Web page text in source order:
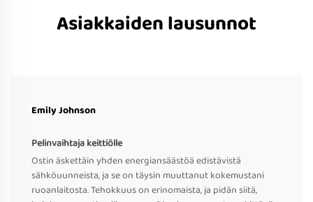
Asiakkaiden lausunnot
Emily Johnson
Pelinvaihtaja keittiölle
Ostin äskettäin yhden energiansäästöä edistävistä
sähköuunneista, ja se on täysin muuttanut kokemustani
ruoanlaitosta. Tehokkuus on erinomaista, ja pidän siitä,